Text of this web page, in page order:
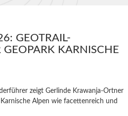
GEOTRAIL-
KARNISCHE
zeigt Gerlinde Krawanja-Ortner
Alpen wie facettenreich und